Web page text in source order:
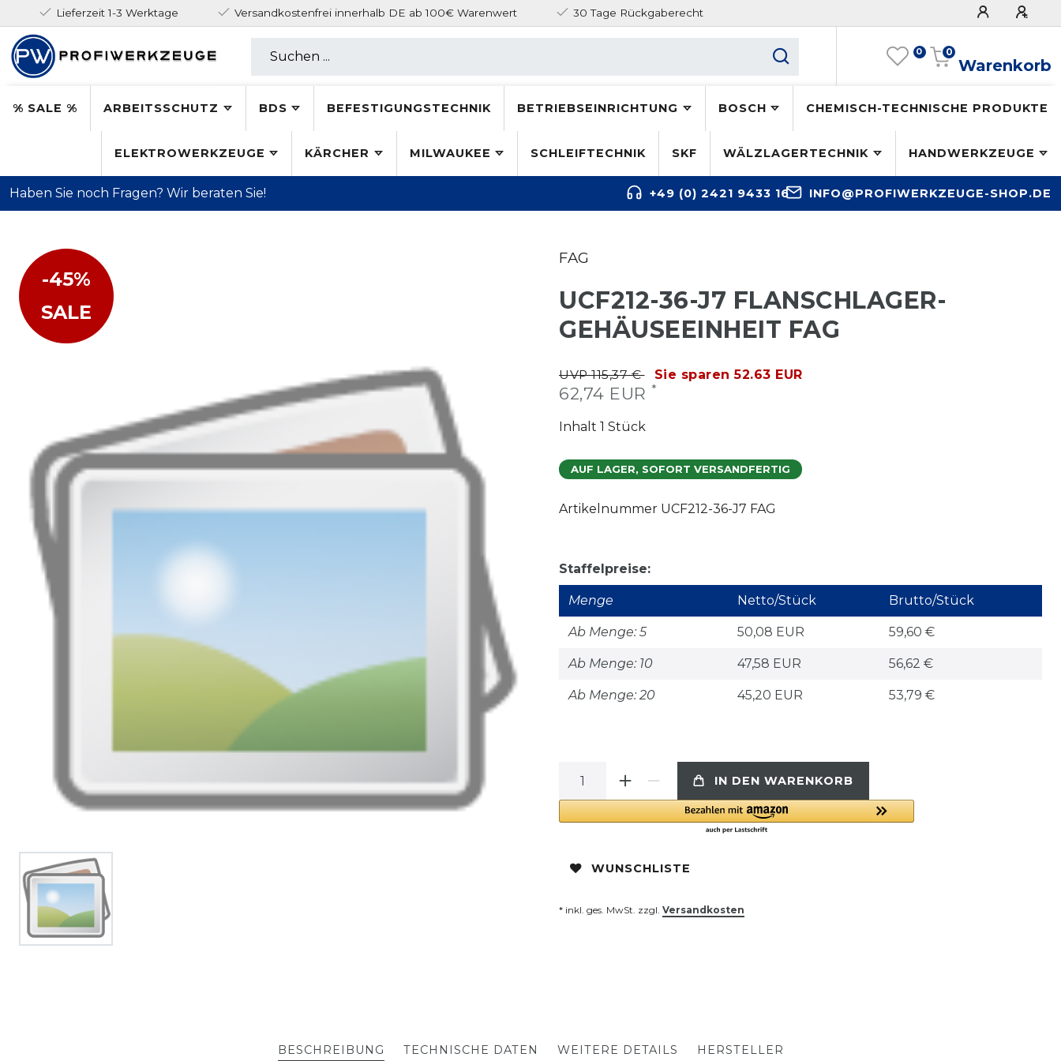
Lieferzeit 1-3 Werktage Versandkostenfrei innerhalb DE ab 100€ Warenwert 30 Tage Rückgaberecht
0
Warenkorb
0
% SALE % ARBEITSSCHUTZ BDS BEFESTIGUNGSTECHNIK BETRIEBSEINRICHTUNG BOSCH CHEMISCH-TECHNISCHE PRODUKTE
ELEKTROWERKZEUGE KÄRCHER MILWAUKEE SCHLEIFTECHNIK SKF WÄLZLAGERTECHNIK HANDWERKZEUGE
Haben Sie noch Fragen? Wir beraten Sie! +49 (0) 2421 9433 16 INFO@PROFIWERKZEUGE-SHOP.DE
-45%
SALE
FAG
UCF212-36-J7 FLANSCHLAGER-
GEHÄUSEEINHEIT FAG
UVP 115,37 € Sie sparen 52.63 EUR
62,74 EUR *
Inhalt 1 Stück
AUF LAGER, SOFORT VERSANDFERTIG
Artikelnummer UCF212-36-J7 FAG
Staffelpreise:
Menge Netto/Stück Brutto/Stück
Ab Menge: 5 50,08 EUR 59,60 €
Ab Menge: 10 47,58 EUR 56,62 €
Ab Menge: 20 45,20 EUR 53,79 €
IN DEN WARENKORB
WUNSCHLISTE
* inkl. ges. MwSt. zzgl. Versandkosten
BESCHREIBUNG TECHNISCHE DATEN WEITERE DETAILS HERSTELLER